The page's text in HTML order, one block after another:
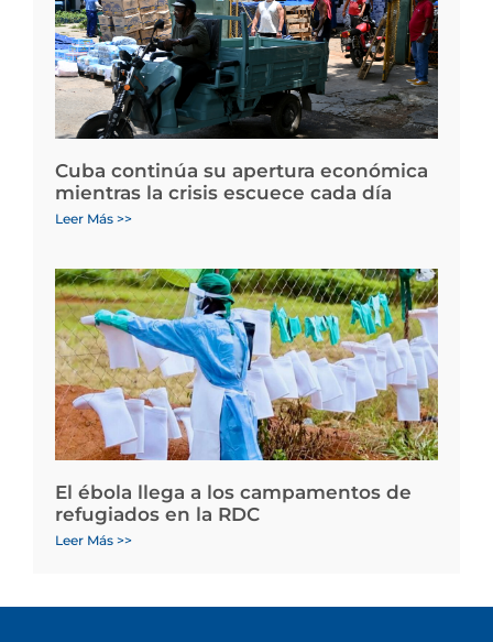
Cuba continúa su apertura económica
mientras la crisis escuece cada día
Leer Más >>
El ébola llega a los campamentos de
refugiados en la RDC
Leer Más >>